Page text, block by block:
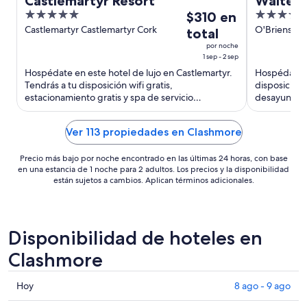
5
out
Castlemartyr Castlemartyr Cork
El
precio
$310
total
por
noche
del
1
sep
$310 en
total
por noche
1 sep - 2 sep
Hospédate en este hotel de lujo en Castlemartyr.
Tendrás a tu disposición wifi gratis,
estacionamiento gratis y spa de servicio
completo. Nuestros huéspedes ...
4
out
O'Briens
Hospédate
disposición
desayuno.
atención
Ver 113 propiedades en Clashmore
Precio más bajo por noche encontrado en las últimas 24 horas, con base
en una estancia de 1 noche para 2 adultos. Los precios y la disponibilidad
están sujetos a cambios. Aplican términos adicionales.
Disponibilidad de hoteles en
Clashmore
Consultar
precios
Hoy 8 ago - 9 ago